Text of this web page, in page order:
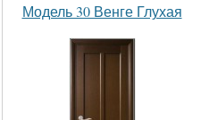
Модель 30 Венге Глухая